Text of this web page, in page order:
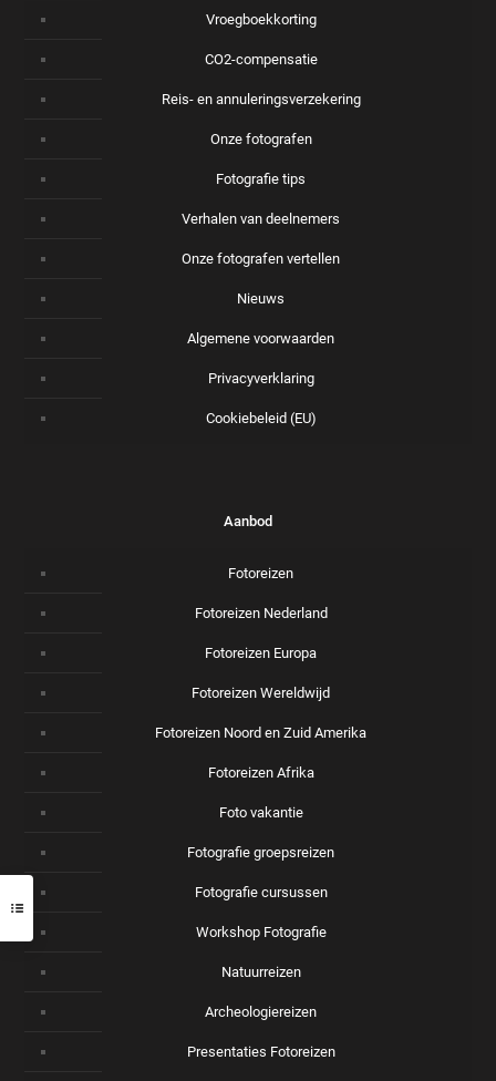
Vroegboekkorting
CO2-compensatie
Reis- en annuleringsverzekering
Onze fotografen
Fotografie tips
Verhalen van deelnemers
Onze fotografen vertellen
Nieuws
Algemene voorwaarden
Privacyverklaring
Cookiebeleid (EU)
Aanbod
Fotoreizen
Fotoreizen Nederland
Fotoreizen Europa
Fotoreizen Wereldwijd
Fotoreizen Noord en Zuid Amerika
Fotoreizen Afrika
Foto vakantie
Fotografie groepsreizen
Fotografie cursussen
Workshop Fotografie
Natuurreizen
Archeologiereizen
Presentaties Fotoreizen